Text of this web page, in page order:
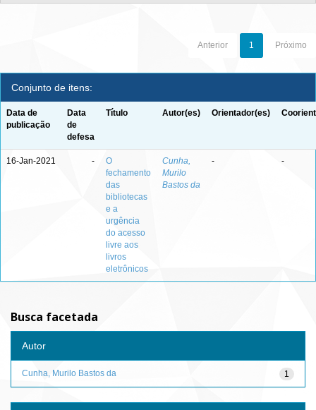
Anterior 1 Próximo
Conjunto de itens:
Data de
publicação
Data
de
defesa
Título Autor(es) Orientador(es)
16-Jan-2021 -
O
fechamento
das
bibliotecas
e a
urgência
do acesso
livre aos
livros
eletrônicos
Cunha,
Murilo
Bastos da
- -
Busca facetada
Autor
1
Cunha, Murilo Bastos da